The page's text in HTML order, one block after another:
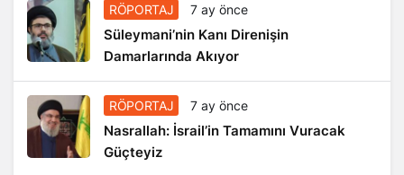
RÖPORTAJ 7 ay önce
Süleymani’nin Kanı Direnişin
Damarlarında Akıyor
RÖPORTAJ 7 ay önce
Nasrallah: İsrail’in Tamamını Vuracak
Güçteyiz